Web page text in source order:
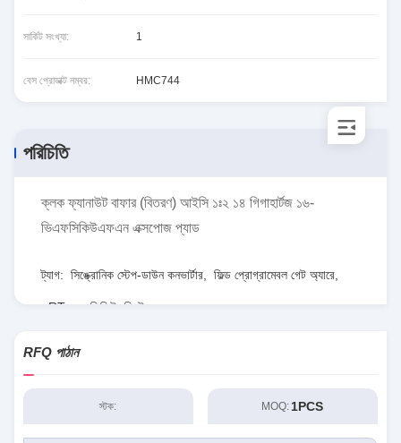
সার্কিট সংখ্যা: 1
বেস প্রোডাক্ট নম্বর: HMC744
পরিচিতি
ক্লক ফ্যানাউট বাফার (বিতরণ) আইসি ১ঃ২ ১৪ গিগাহার্টজ ১৬-
ভিএফসিকিউএফএন এক্সপোজ প্যাড
ট্যাগ: সিঙ্ক্রোনিক স্টেপ-ডাউন কনভার্টার ফিল্ড প্রোগ্রামেবল গেট অ্যারে
RT৮০৭৭জিকিউডব্লিউ
RFQ পাঠান
স্টক: MOQ: 1PCS